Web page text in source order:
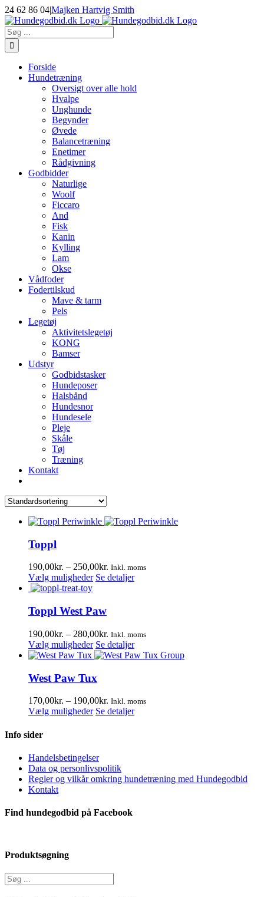
Skip
to
content
24 62 86 04|Majken Hartvig Smith
Facebook
Instagram
E-
mail
Søg
efter:
Forside
Hundetræning
Oversigt over alle hold
Hvalpe
Unghunde
Begynder
Øvede
Balancetræning
Enetimer
Rådgivning
Godbidder
Naturlige
Woolf
Ficcaro
And
Fisk
Kanin
Kylling
Lam
Okse
Vådfoder
Fodertilskud
Mave & tarm
Pels
Legetøj
Aktivitetslegetøj
KONG
Bamser
Udstyr
Godbidstasker
Hundeposer
Halsbånd
Hundesnor
Hundesele
Pleje
Skåle
Tøj
Træning
Kontakt
Toppl
190,00kr. – 250,00kr. Prisinterval:
190,00kr.
Inkl. moms
Vælg muligheder Dette
flere
varianter.
Mulighederne
kan
vælges
på
Se detaljer
Toppl West Paw
190,00kr. – 280,00kr. Prisinterval:
190,00kr.
til
Inkl. moms
Vælg muligheder Dette
vare
flere
varianter.
Mulighederne
kan
vælges
Se detaljer
West Paw Tux
170,00kr. – 190,00kr. Prisinterval:
170,00kr.
Inkl. moms
Vælg muligheder Dette
Mulighederne
kan
vælges
Se detaljer
Info sider
Handelsbetingelser
Data og personlivspolitik
Regler og vilkår omkring hundetræning med Hundegodbid
Kontakt
Find hundegodbid på Facebook
Produktsøgning